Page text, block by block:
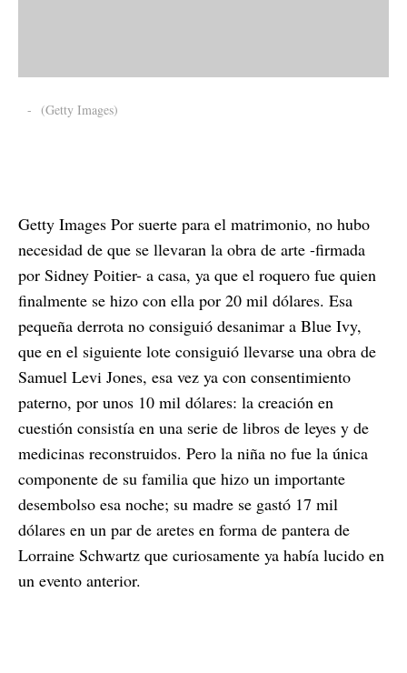
- (Getty Images)
Getty Images Por suerte para el matrimonio, no hubo
necesidad de que se llevaran la obra de arte -firmada
por Sidney Poitier- a casa, ya que el roquero fue quien
finalmente se hizo con ella por 20 mil dólares. Esa
pequeña derrota no consiguió desanimar a Blue Ivy,
que en el siguiente lote consiguió llevarse una obra de
Samuel Levi Jones, esa vez ya con consentimiento
paterno, por unos 10 mil dólares: la creación en
cuestión consistía en una serie de libros de leyes y de
medicinas reconstruidos. Pero la niña no fue la única
componente de su familia que hizo un importante
desembolso esa noche; su madre se gastó 17 mil
dólares en un par de aretes en forma de pantera de
Lorraine Schwartz que curiosamente ya había lucido en
un evento anterior.